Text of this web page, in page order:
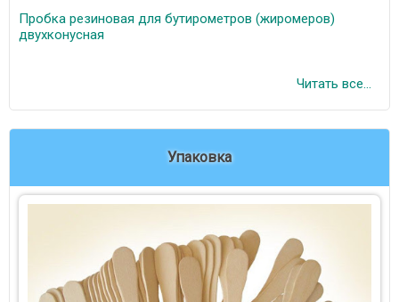
Пробка резиновая для бутирометров (жиромеров)
двухконусная
Читать все...
Упаковка